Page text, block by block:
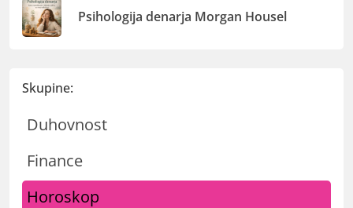
Psihologija denarja Morgan Housel
Skupine:
Duhovnost
Finance
Horoskop